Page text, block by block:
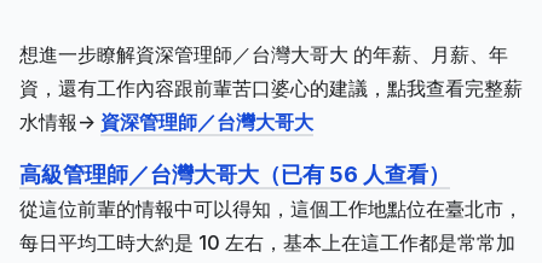
想進一步瞭解資深管理師／台灣大哥大 的年薪、月薪、年
資，還有工作內容跟前輩苦口婆心的建議，點我查看完整薪
水情報-> 資深管理師／台灣大哥大
高級管理師／台灣大哥大（已有 56 人查看）
從這位前輩的情報中可以得知，這個工作地點位在臺北市，
每日平均工時大約是 10 左右，基本上在這工作都是常常加